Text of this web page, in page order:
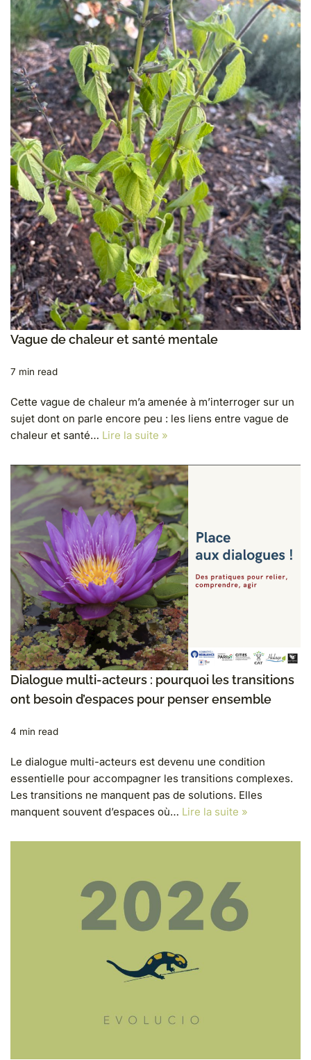
Vague de chaleur et santé mentale
7 min read
Cette vague de chaleur m’a amenée à m’interroger sur un
sujet dont on parle encore peu : les liens entre vague de
chaleur et santé… Lire la suite »
Dialogue multi-acteurs : pourquoi les transitions
ont besoin d’espaces pour penser ensemble
4 min read
Le dialogue multi-acteurs est devenu une condition
essentielle pour accompagner les transitions complexes.
Les transitions ne manquent pas de solutions. Elles
manquent souvent d’espaces où… Lire la suite »